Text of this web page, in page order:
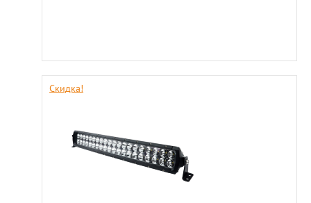
Скидка!